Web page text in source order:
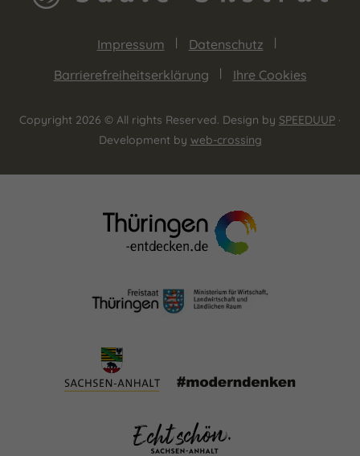
Impressum
Datenschutz
Barrierefreiheitserklärung
Ihre Cookies
Copyright 2026 © All rights Reserved. Design by SPEEDUUP ·
Development by web-crossing